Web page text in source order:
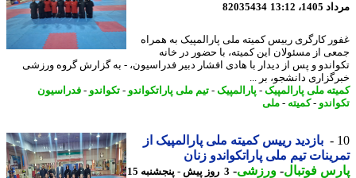
13:12
82035434
کارگری رییس کمیته ملی پارالمپیک به همراه
از مسئولان این کمیته، با حضور در خانه
و پس از دیدار با هادی افشار دبیر فدراسیون، - به گزارش گروه ورزشی
دانشجو، بر ...
ملی پارالمپیک-پارالمپیک-تیم ملی پاراتکواندو-تکواندو-فدراسیون
-کمیته-ملی
بازدید رییس کمیته ملی پارالمپیک از
تیم ملی پاراتکواندو زنان
فوتبال-ورزشی-
3 روز پیش - پنجشنبه 15